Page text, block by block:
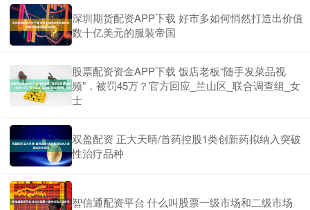
深圳期货配资APP下载 好市多如何悄然打造出价值
数十亿美元的服装帝国
股票配资资金APP下载 饭店老板“随手发菜品视
频”，被罚45万？官方回应_兰山区_联合调查组_女
士
双盈配资 正大天晴/首药控股1类创新药拟纳入突破
性治疗品种
智信通配资平台 什么叫股票一级市场和二级市场